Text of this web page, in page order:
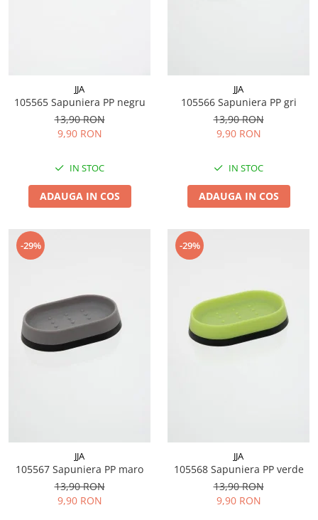
JJA
105565 Sapuniera PP negru
13,90 RON
9,90 RON
IN STOC
ADAUGA IN COS
JJA
105566 Sapuniera PP gri
13,90 RON
9,90 RON
IN STOC
ADAUGA IN COS
-29%
JJA
105567 Sapuniera PP maro
13,90 RON
9,90 RON
-29%
JJA
105568 Sapuniera PP verde
13,90 RON
9,90 RON